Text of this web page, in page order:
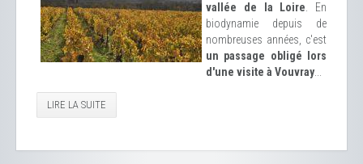
vallée de la Loire . En
biodynamie depuis de
nombreuses années, c'est
un passage obligé lors
d'une visite à Vouvray...
LIRE LA SUITE